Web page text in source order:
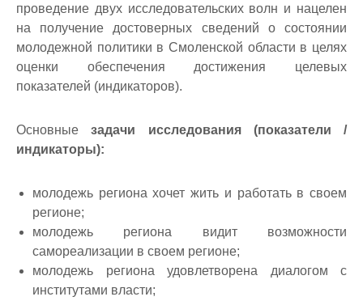
проведение двух исследовательских волн и нацелен
на получение достоверных сведений о состоянии
молодежной политики в Смоленской области в целях
оценки обеспечения достижения целевых
показателей (индикаторов).
Основныезадачи исследования (показатели /
индикаторы):
молодежь региона хочет жить и работать в своем
регионе;
молодежь региона видит возможности
самореализации в своем регионе;
молодежь региона удовлетворена диалогом с
институтами власти;